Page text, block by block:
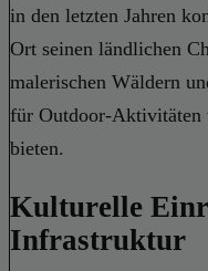
in den letzten Jahren
Ort seinen ländlichen
malerischen Wäldern
für Outdoor-Aktivitäten
bieten.
Kulturelle
Infrastruktur